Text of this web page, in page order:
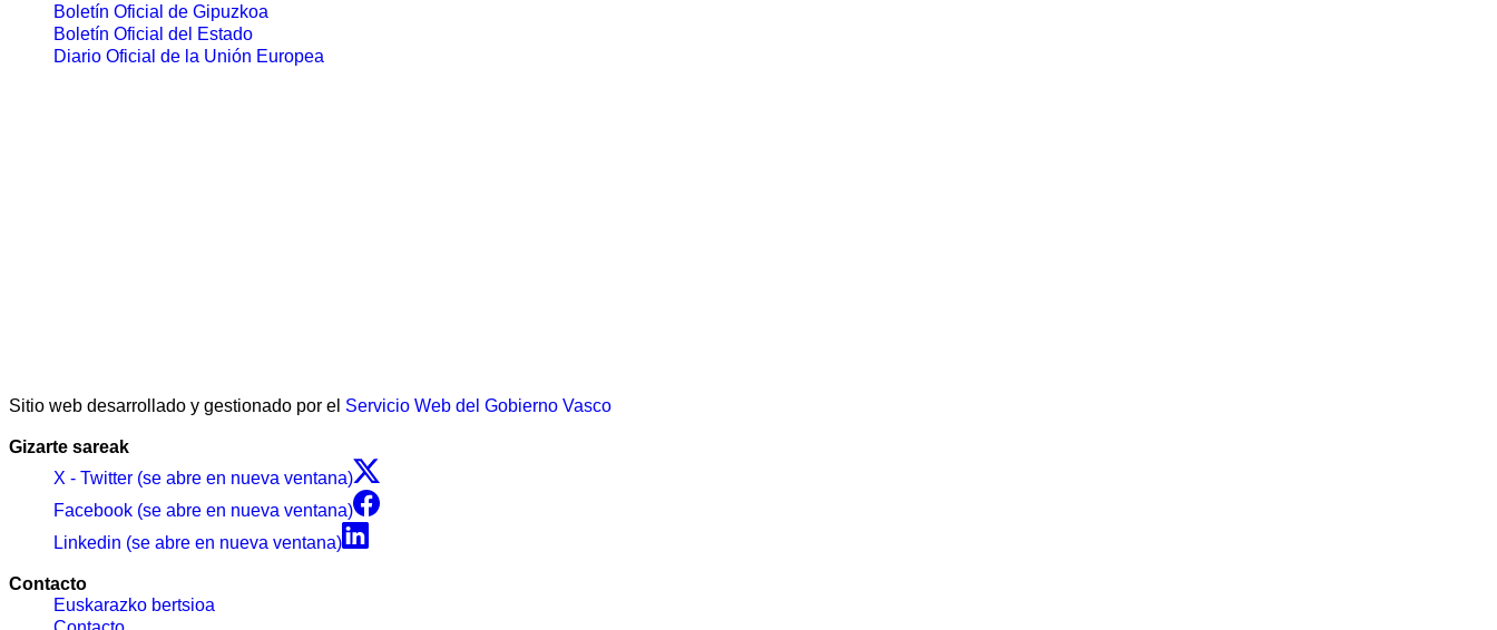
Boletín Oficial de Gipuzkoa
Boletín Oficial del Estado
Diario Oficial de la Unión Europea
Sitio web desarrollado y gestionado por el Servicio Web del Gobierno Vasco
Gizarte sareak
X - Twitter (se abre en nueva ventana)
Facebook (se abre en nueva ventana)
Linkedin (se abre en nueva ventana)
Contacto
Euskarazko bertsioa